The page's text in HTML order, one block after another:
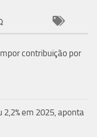
contribuição por
em 2025, aponta